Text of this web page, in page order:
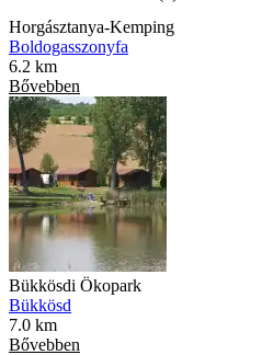
Horgásztanya-Kemping
Boldogasszonyfa
6.2 km
Bővebben
Bükkösdi Ökopark
Bükkösd
7.0 km
Bővebben